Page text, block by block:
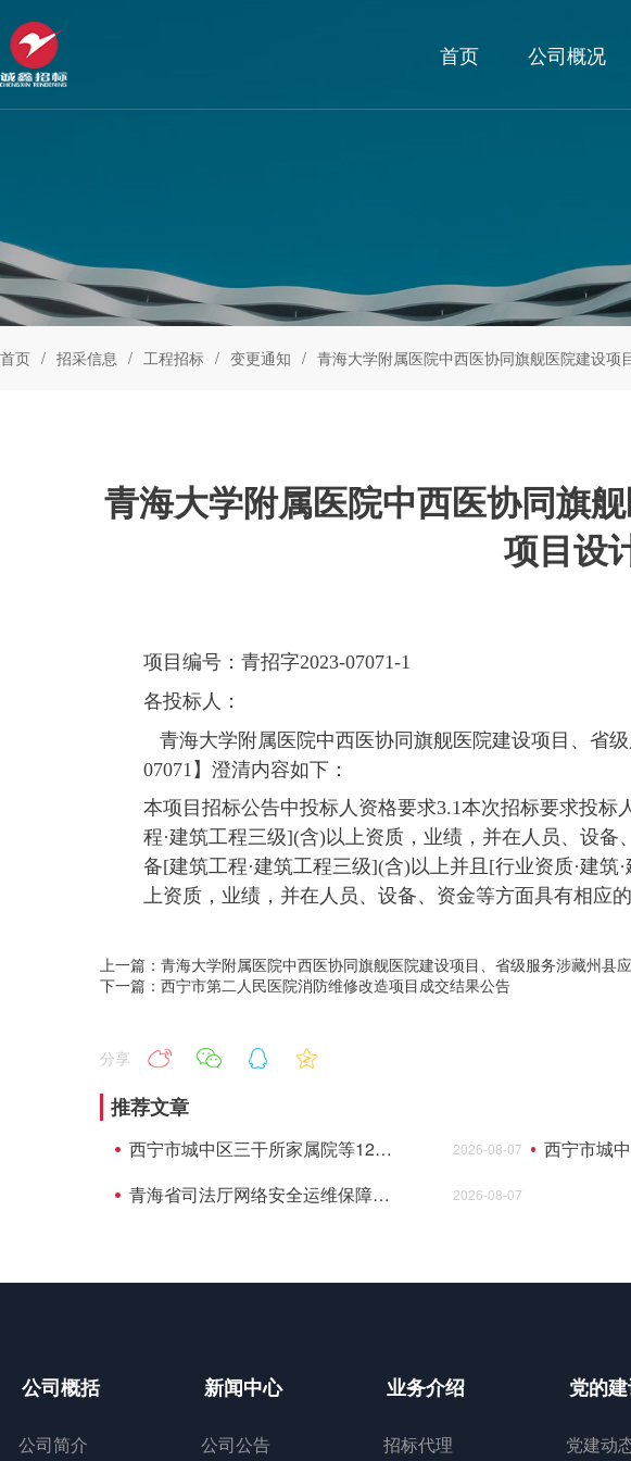
首页 公司概况
首页 招采信息 工程招标 变更通知 青海大学附属医院中西医协同旗舰医院建设
青海大学附属医院中西医协同旗
项目设
项目编号：青招字2023-07071-1
各投标人：
青海大学附属医院中西医协同旗舰医院建设项目、省
07071】澄清内容如下：
本项目招标公告中投标人资格要求3.1本次招标要求投标
程·建筑工程三级](含)以上资质，业绩，并在人员、设
备[建筑工程·建筑工程三级](含)以上并且[行业资质·建
上资质，业绩，并在人员、设备、资金等方面具有相应
上一篇：青海大学附属医院中西医协同旗舰医院建设项目、省级服务涉藏州县
下一篇：西宁市第二人民医院消防维修改造项目成交结果公告
分享
推荐文章
西宁市城中区三干所家属院等12个老旧小 区配套基础设施建设项目监理成交结果公告 2026-08-07
青海省司法厅网络安全运维保障服务项目成交结果公告 2026-08-07
公司概括
公司简介
新闻中心
公司公告
业务介绍
招标代理
党的
党建动